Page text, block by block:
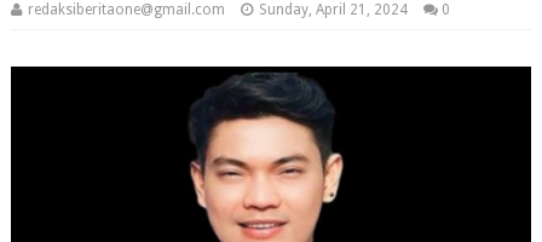
redaksiberitaone@gmail.com Sunday, April 21, 2024 0